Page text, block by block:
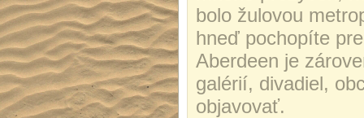
bolo žulovou
hneď pochopíte
Aberdeen je
galérií, divadiel,
objavovať.